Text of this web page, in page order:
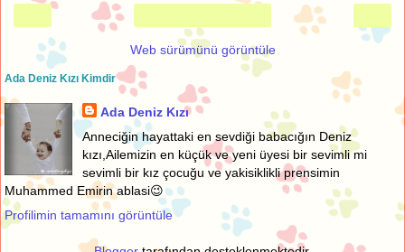
Web sürümünü görüntüle
Ada Deniz Kızı Kimdir
Ada Deniz Kızı
Anneciğin hayattaki en sevdiği babacığın Deniz
kızı,Ailemizin en küçük ve yeni üyesi bir sevimli mi
sevimli bir kız çocuğu ve yakisiklikli prensimin
Muhammed Emirin ablasi😉
Profilimin tamamını görüntüle